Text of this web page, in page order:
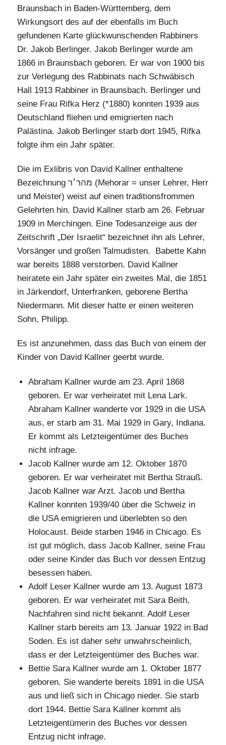
Braunsbach in Baden-Württemberg, dem
Wirkungsort des auf der ebenfalls im Buch
gefundenen Karte glückwunschenden Rabbiners
Dr. Jakob Berlinger. Jakob Berlinger wurde am
1866 in Braunsbach geboren. Er war von 1900 bis
zur Verlegung des Rabbinats nach Schwäbisch
Hall 1913 Rabbiner in Braunsbach. Berlinger und
seine Frau Rifka Herz (*1880) konnten 1939 aus
Deutschland fliehen und emigrierten nach
Palästina. Jakob Berlinger starb dort 1945, Rifka
folgte ihm ein Jahr später.
Die im Exlibris von David Kallner enthaltene
Bezeichnung מהר׳ר (Mehorar = unser Lehrer, Herr
und Meister) weist auf einen traditionsfrommen
Gelehrten hin. David Kallner starb am 26. Februar
1909 in Merchingen. Eine Todesanzeige aus der
Zeitschrift „Der Israelit“ bezeichnet ihn als Lehrer,
Vorsänger und großen Talmudisten. Babette Kahn
war bereits 1888 verstorben. David Kallner
heiratete ein Jahr später ein zweites Mal, die 1851
in Järkendorf, Unterfranken, geborene Bertha
Niedermann. Mit dieser hatte er einen weiteren
Sohn, Philipp.
Es ist anzunehmen, dass das Buch von einem der
Kinder von David Kallner geerbt wurde.
Abraham Kallner wurde am 23. April 1868
geboren. Er war verheiratet mit Lena Lark.
Abraham Kallner wanderte vor 1929 in die USA
aus, er starb am 31. Mai 1929 in Gary, Indiana.
Er kommt als Letzteigentümer des Buches
nicht infrage.
Jacob Kallner wurde am 12. Oktober 1870
geboren. Er war verheiratet mit Bertha Strauß.
Jacob Kallner war Arzt. Jacob und Bertha
Kallner konnten 1939/40 über die Schweiz in
die USA emigrieren und überlebten so den
Holocaust. Beide starben 1946 in Chicago. Es
ist gut möglich, dass Jacob Kallner, seine Frau
oder seine Kinder das Buch vor dessen Entzug
besessen haben.
Adolf Leser Kallner wurde am 13. August 1873
geboren. Er war verheiratet mit Sara Beith,
Nachfahren sind nicht bekannt. Adolf Leser
Kallner starb bereits am 13. Januar 1922 in Bad
Soden. Es ist daher sehr unwahrscheinlich,
dass er der Letzteigentümer des Buches war.
Bettie Sara Kallner wurde am 1. Oktober 1877
geboren. Sie wanderte bereits 1891 in die USA
aus und ließ sich in Chicago nieder. Sie starb
dort 1944. Bettie Sara Kallner kommt als
Letzteigentümerin des Buches vor dessen
Entzug nicht infrage.